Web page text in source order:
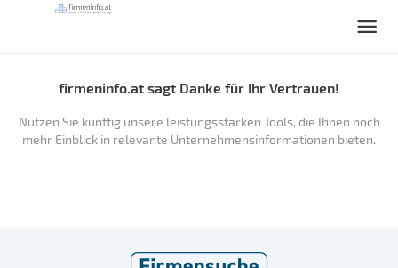
firmeninfo.at sagt Danke für Ihr Vertrauen!
Nutzen Sie künftig unsere leistungsstarken Tools, die Ihnen noch
mehr Einblick in relevante Unternehmensinformationen bieten.